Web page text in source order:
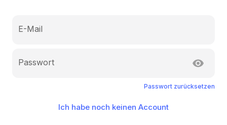
E-Mail
Passwort
Passwort zurücksetzen
Ich habe noch keinen Account